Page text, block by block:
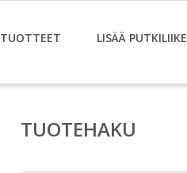
TUOTTEET LISÄÄ PUTKILIIKE
TUOTEHAKU